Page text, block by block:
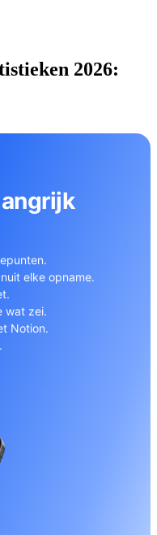
2026:
elke opname.
wat zei.
Notion.